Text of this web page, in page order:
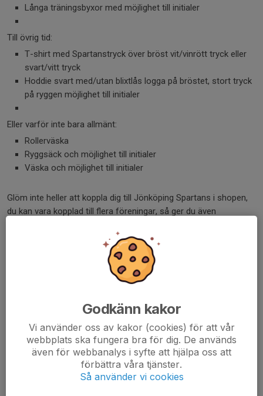
Långa träningsbyxor med möjlighet till initialer
Till övrig tid:
T-shirt med Spartanstryck över bröst vit/vinrött tryck eller
svart/vitt tryck
Hoddie svart med/utan blixtlås logga på bröstet, stort tryck
på ryggen möjlighet till initialer
Eller varför inte bara allmänt:
Rollerväska
Ryggsäck och möjlighet till initialer
Väska och möjlighet till initialer
Glöm inte heller att koppla dig till Jönköping Spartans i shopen,
du kan vara kopplad till flera föreningar, så ger du även
Så nu hoppas vi på många sköna och mjuka paket 🎁 från
tomten 🎅under julgranen 🎄
Kommentarer
Godkänn kakor
Vi använder oss av kakor (cookies) för att vår
webbplats ska fungera bra för dig. De används
även för webbanalys i syfte att hjälpa oss att
förbättra våra tjänster.
Så använder vi cookies